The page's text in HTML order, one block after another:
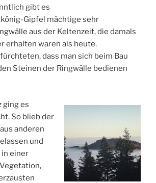
gibt es
Gipfel mächtige sehr
aus der Keltenzeit, die damals
erhalten waren als heute.
dass man sich beim Bau
Steinen der Ringwälle bedienen
ging es
So blieb der
anderen
und
einer